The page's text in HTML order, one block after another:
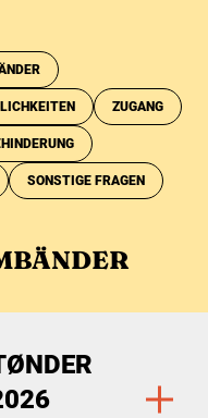
ZUGANG
SONSTIGE FRAGEN